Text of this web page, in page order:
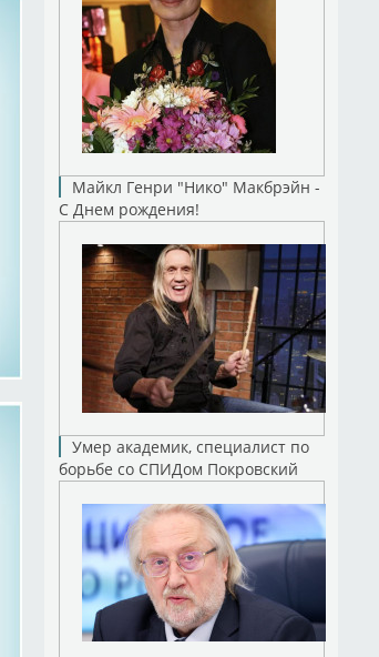
Майкл Генри "Нико" Макбрэйн -
С Днем рождения!
Умер академик, специалист по
борьбе со СПИДом Покровский